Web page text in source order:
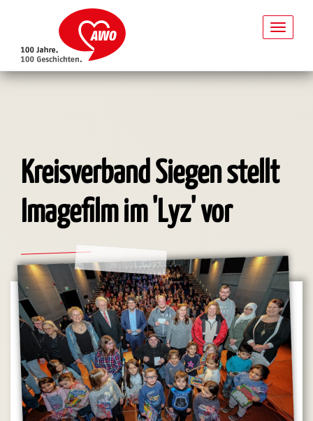
Kreisverband Siegen stellt
Imagefilm im 'Lyz' vor